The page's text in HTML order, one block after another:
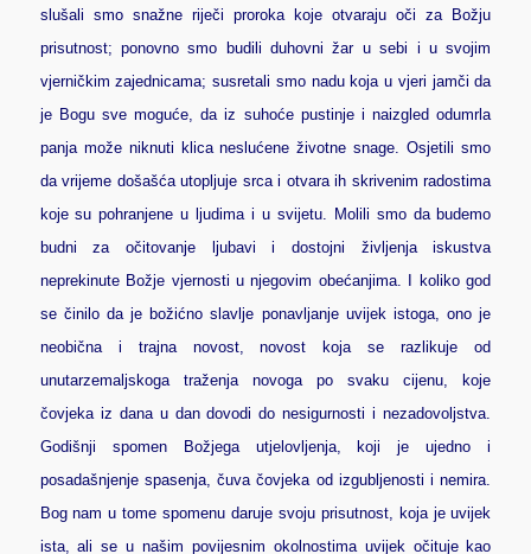
slušali smo snažne riječi proroka koje otvaraju oči za Božju
prisutnost; ponovno smo budili duhovni žar u sebi i u svojim
vjerničkim zajednicama; susretali smo nadu koja u vjeri jamči da
je Bogu sve moguće, da iz suhoće pustinje i naizgled odumrla
panja može niknuti klica neslućene životne snage. Osjetili smo
da vrijeme došašća utopljuje srca i otvara ih skrivenim radostima
koje su pohranjene u ljudima i u svijetu. Molili smo da budemo
budni za očitovanje ljubavi i dostojni življenja iskustva
neprekinute Božje vjernosti u njegovim obećanjima.
I koliko god
se činilo da je božićno slavlje ponavljanje uvijek istoga, ono je
neobična i trajna novost, novost koja se razlikuje od
unutarzemaljskoga traženja novoga po svaku cijenu, koje
čovjeka iz dana u dan dovodi do nesigurnosti i nezadovoljstva.
Godišnji spomen Božjega utjelovljenja, koji je ujedno i
posadašnjenje spasenja, čuva čovjeka od izgubljenosti i nemira.
Bog nam u tome spomenu daruje svoju prisutnost, koja je uvijek
ista, ali se u našim povijesnim okolnostima uvijek očituje kao